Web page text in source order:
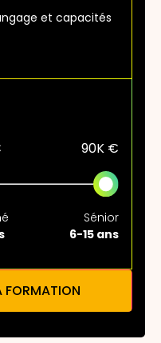
et capacités
90K €
Sénior
6-15 ans
FORMATION